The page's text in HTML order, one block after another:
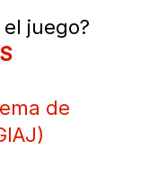
juego?
de